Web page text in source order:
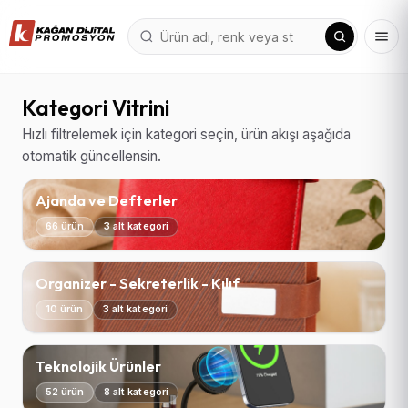
Kategori Vitrini
Hızlı filtrelemek için kategori seçin, ürün akışı aşağıda
otomatik güncellensin.
Ajanda ve Defterler
66 ürün 3 alt kategori
Organizer - Sekreterlik - Kılıf
10 ürün 3 alt kategori
Teknolojik Ürünler
52 ürün 8 alt kategori